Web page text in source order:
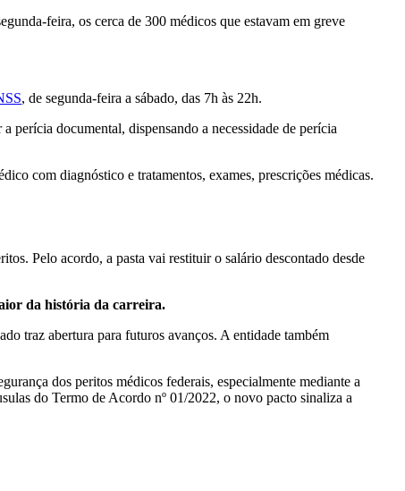
feira, os cerca de 300 médicos que estavam em greve
, de segunda-feira a sábado, das 7h às 22h.
perícia documental, dispensando a necessidade de perícia
com diagnóstico e tratamentos, exames, prescrições médicas.
Pelo acordo, a pasta vai restituir o salário descontado desde
da história da carreira.
traz abertura para futuros avanços. A entidade também
dos peritos médicos federais, especialmente mediante a
do Termo de Acordo nº 01/2022, o novo pacto sinaliza a